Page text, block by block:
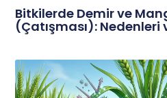
Bitkilerde Demir ve
(Çatışması): Nedenleri